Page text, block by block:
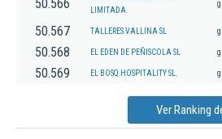
50.566
LIMITADA.
50.567 TALLERES VALLINA SL
50.568 EL EDEN DE PEÑISCOLA SL
50.569 EL BOSQ HOSPITALITY SL.
Ver Ranking